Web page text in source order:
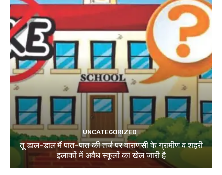
UNCATEGORIZED
तू डाल-डाल मैं पात-पात की तर्ज पर वाराणसी के ग्रामीण व शहरी
इलाकों में अवैध स्कूलों का खेल जारी है